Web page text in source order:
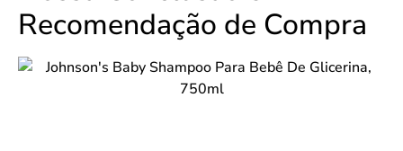
Recomendação de Compra